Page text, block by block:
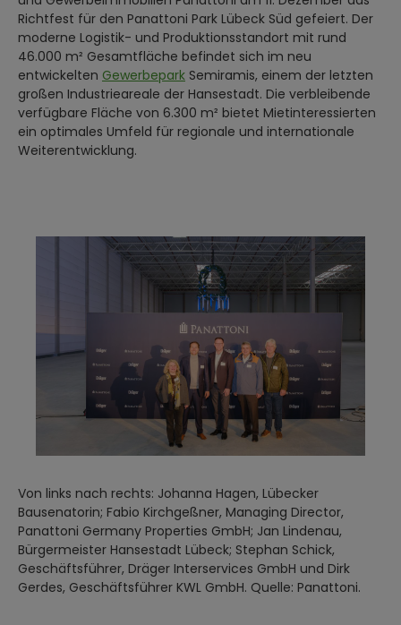
Richtfest für den Panattoni Park Lübeck Süd gefeiert. Der
moderne Logistik- und Produktionsstandort mit rund
46.000 m² Gesamtfläche befindet sich im neu
entwickelten Gewerbepark Semiramis, einem der letzten
großen Industrieareale der Hansestadt. Die verbleibende
verfügbare Fläche von 6.300 m² bietet Mietinteressierten
ein optimales Umfeld für regionale und internationale
Weiterentwicklung.
Von links nach rechts: Johanna Hagen, Lübecker
Bausenatorin; Fabio Kirchgeßner, Managing Director,
Panattoni Germany Properties GmbH; Jan Lindenau,
Bürgermeister Hansestadt Lübeck; Stephan Schick,
Geschäftsführer, Dräger Interservices GmbH und Dirk
Gerdes, Geschäftsführer KWL GmbH. Quelle: Panattoni.